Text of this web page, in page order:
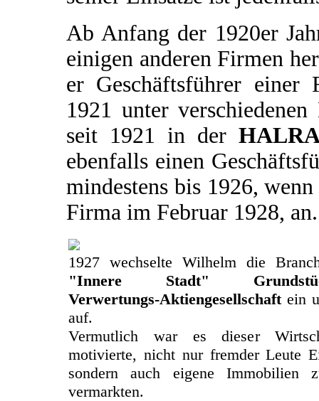
Ab Anfang der 1920er
einigen anderen Firmen
er Geschäftsführer einer
1921 unter
seit 1921 in der
ebenfalls einen
mindestens bis 1926,
Firma im Februar 1928, an.
1927 wechselte Wilhelm die
"Innere Stadt"
Verwertungs-Aktiengesellschaftein
auf.
Vermutlich war es dieser
motivierte, nicht nur fremder Leute
sondern auch eigene Immobilien
vermarkten.